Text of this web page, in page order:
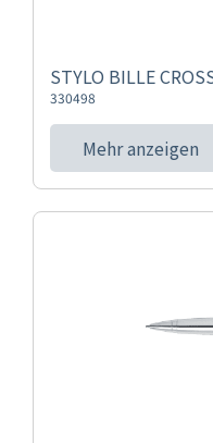
STYLO BILLE
330498
Mehr anzeigen